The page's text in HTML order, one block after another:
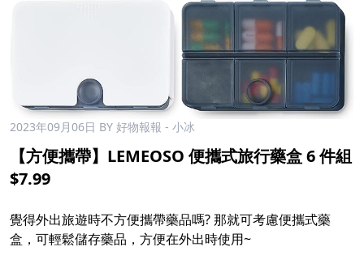
2023年09月06日 BY 好物報報 - 小冰
【方便攜帶】LEMEOSO 便攜式旅行藥盒 6 件組
$7.99
覺得外出旅遊時不方便攜帶藥品嗎? 那就可考慮便攜式藥
盒，可輕鬆儲存藥品，方便在外出時使用~